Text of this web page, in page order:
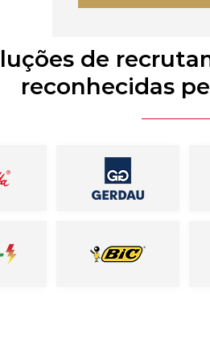
de
reconhecidas